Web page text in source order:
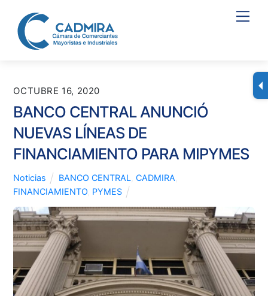
content
OCTUBRE 16, 2020
BANCO CENTRAL ANUNCIÓ
NUEVAS LÍNEAS DE
FINANCIAMIENTO PARA MIPYMES
Noticias BANCO CENTRAL CADMIRA
FINANCIAMIENTO PYMES